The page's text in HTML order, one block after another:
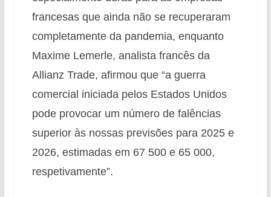
francesas que ainda não se recuperaram
completamente da pandemia, enquanto
Maxime Lemerle, analista francês da
Allianz Trade, afirmou que “a guerra
comercial iniciada pelos Estados Unidos
pode provocar um número de falências
superior às nossas previsões para 2025 e
2026, estimadas em 67 500 e 65 000,
respetivamente”.